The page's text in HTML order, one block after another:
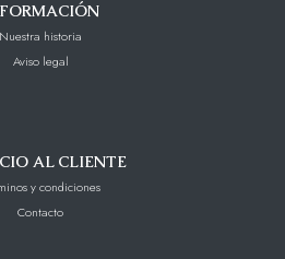
Nuestra historia
Aviso legal
AL CLIENTE
y condiciones
Contacto